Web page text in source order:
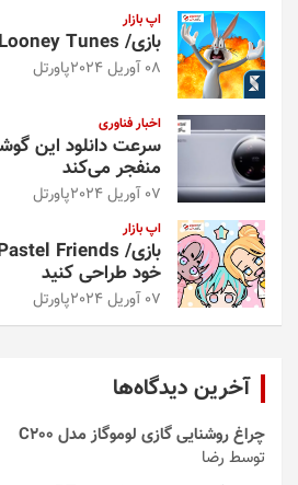
اپ بازار
بازی/ Looney Tunes؛ شهری بزرگ بسازید
08 آوریل 2024 پاورتل
اخبار فناوری
سرعت دانلود این
منفجر می‌کند
07 آوریل 2024 پاورتل
اپ بازار
خود طراحی کنید
07 آوریل 2024 پاورتل
آخرین دیدگاه‌ها
چراغ روشنایی گازی لوموگاز مدل C200
توسط رضا